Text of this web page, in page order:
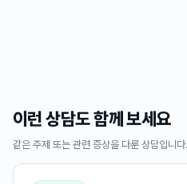
이런 상담도 함께 보세요
같은 주제 또는 관련 증상을 다룬 상담입니다.